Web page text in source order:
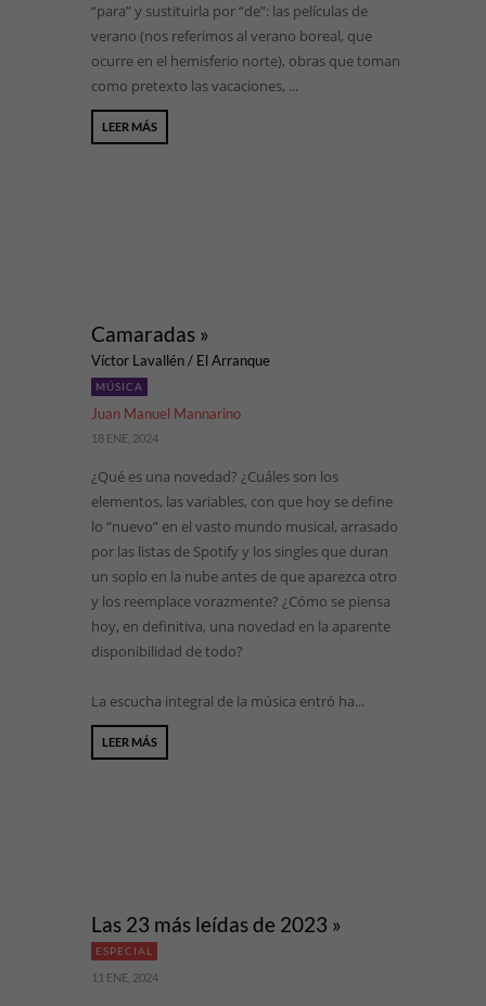
“para” y sustituirla por “de”: las películas de
verano (nos referimos al verano boreal, que
ocurre en el hemisferio norte), obras que toman
como pretexto las vacaciones, ...
LEER MÁS
Camaradas »
Víctor Lavallén / El Arranque
MÚSICA
Juan Manuel Mannarino
18 ENE, 2024
¿Qué es una novedad? ¿Cuáles son los
elementos, las variables, con que hoy se define
lo “nuevo” en el vasto mundo musical, arrasado
por las listas de Spotify y los singles que duran
un soplo en la nube antes de que aparezca otro
y los reemplace vorazmente? ¿Cómo se piensa
hoy, en definitiva, una novedad en la aparente
disponibilidad de todo?
La escucha integral de la música entró ha...
LEER MÁS
Las 23 más leídas de 2023 »
ESPECIAL
11 ENE, 2024